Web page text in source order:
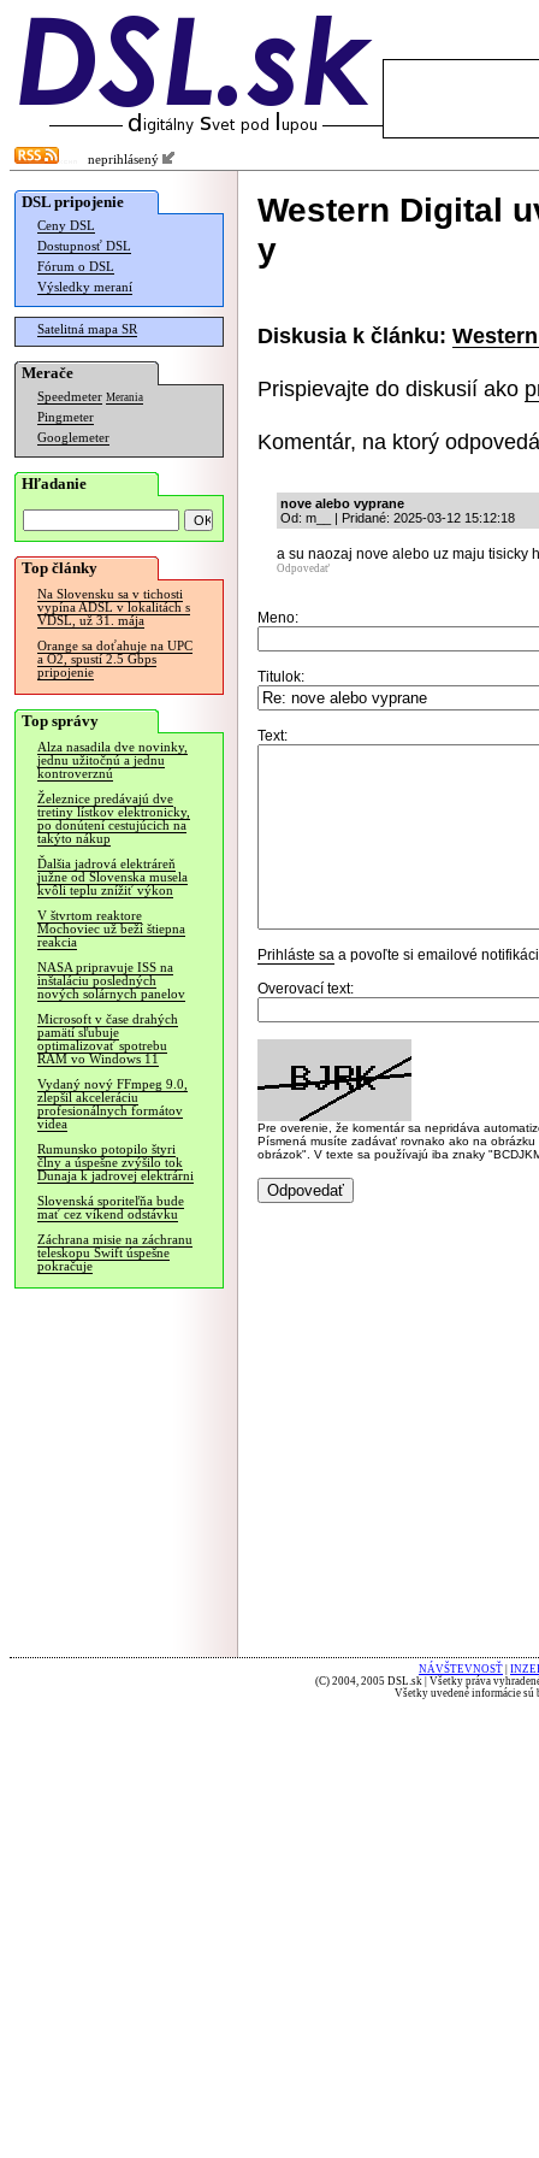
neprihlásený
DSL pripojenie
Ceny DSL
Dostupnosť DSL
Fórum o DSL
Výsledky meraní
Satelitná mapa SR
Merače
Speedmeter Merania
Pingmeter
Googlemeter
Hľadanie
Top články
Na Slovensku sa v tichosti
vypína ADSL v lokalitách s
VDSL, už 31. mája
Orange sa doťahuje na UPC
a O2, spustí 2.5 Gbps
pripojenie
Top správy
Alza nasadila dve novinky,
jednu užitočnú a jednu
kontroverznú
Železnice predávajú dve
tretiny lístkov elektronicky,
po donútení cestujúcich na
takýto nákup
Ďalšia jadrová elektráreň
južne od Slovenska musela
kvôli teplu znížiť výkon
V štvrtom reaktore
Mochoviec už beží štiepna
reakcia
NASA pripravuje ISS na
inštaláciu posledných
nových solárnych panelov
Microsoft v čase drahých
pamätí sľubuje
optimalizovať spotrebu
RAM vo Windows 11
Vydaný nový FFmpeg 9.0,
zlepšil akceleráciu
profesionálnych formátov
videa
Rumunsko potopilo štyri
člny a úspešne zvýšilo tok
Dunaja k jadrovej elektrárni
Slovenská sporiteľňa bude
mať cez víkend odstávku
Záchrana misie na záchranu
teleskopu Swift úspešne
pokračuje
Western Digital
y
Diskusia k článku:
Prispievajte do diskusií ako
Komentár, na ktorý
nove alebo vyprane
Od: m__ | Pridané: 2025-03-12 15:12:18
a su naozaj nove alebo uz maju tisicky
Odpovedať
Meno:
Titulok:
Text:
Prihláste sa a povoľte si emailové
Overovací text:
Pre overenie, že komentár sa nepridáva
Písmená musíte zadávať rovnako ako na
obrázok". V texte sa používajú iba znaky
NÁVŠTEVNOSŤ
(C) 2004, 2005 DSL.sk | Všetky práva
Všetky uvedené informácie sú